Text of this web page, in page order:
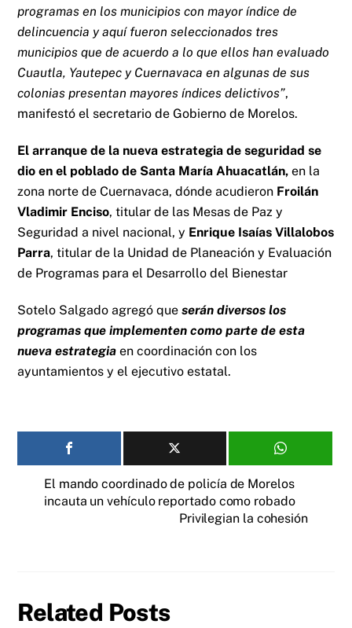
programas en los municipios con mayor índice de
delincuencia y aquí fueron seleccionados tres
municipios que de acuerdo a lo que ellos han evaluado
Cuautla, Yautepec y Cuernavaca en algunas de sus
colonias presentan mayores índices delictivos”,
manifestó el secretario de Gobierno de Morelos.
El arranque de la nueva estrategia de seguridad se
dio en el poblado de Santa María Ahuacatlán, en la
zona norte de Cuernavaca, dónde acudieron Froilán
Vladimir Enciso, titular de las Mesas de Paz y
Seguridad a nivel nacional, y Enrique Isaías Villalobos
Parra, titular de la Unidad de Planeación y Evaluación
de Programas para el Desarrollo del Bienestar
Sotelo Salgado agregó queserán diversos los
programas que implementen como parte de esta
nueva estrategia en coordinación con los
ayuntamientos y el ejecutivo estatal.
El mando coordinado de policía de Morelos
incauta un vehículo reportado como robado
Privilegian la cohesión
Related Posts